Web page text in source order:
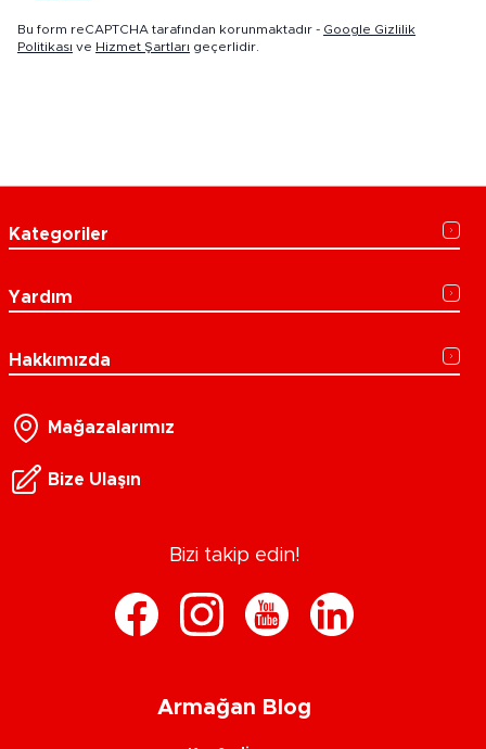
Bu form reCAPTCHA tarafından korunmaktadır - Google Gizlilik
Politikası ve Hizmet Şartları geçerlidir.
Kategoriler
Yardım
Hakkımızda
Mağazalarımız
Bize Ulaşın
Bizi takip edin!
Armağan Blog